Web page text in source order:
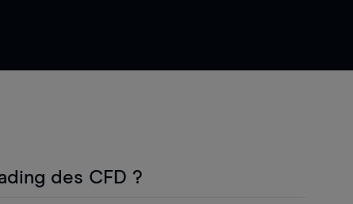
des CFD ?